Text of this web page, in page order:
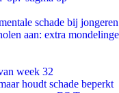
schade bij jongeren
aan: extra mondelinge
week 32
houdt schade beperkt